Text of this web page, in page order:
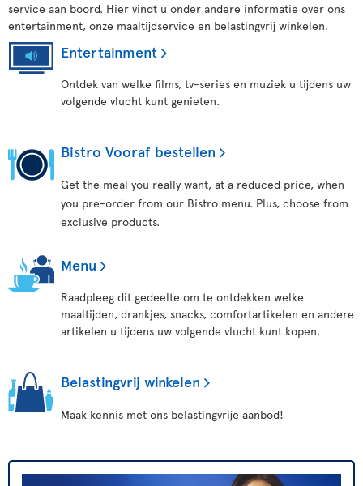
service aan boord. Hier vindt u onder andere informatie over ons
entertainment, onze maaltijdservice en belastingvrij winkelen.
Entertainment
Ontdek van welke films, tv-series en muziek u tijdens uw
volgende vlucht kunt genieten.
Bistro Vooraf bestellen
Get the meal you really want, at a reduced price, when
you pre-order from our Bistro menu. Plus, choose from
exclusive products.
Menu
Raadpleeg dit gedeelte om te ontdekken welke
maaltijden, drankjes, snacks, comfortartikelen en andere
artikelen u tijdens uw volgende vlucht kunt kopen.
Belastingvrij winkelen
Maak kennis met ons belastingvrije aanbod!